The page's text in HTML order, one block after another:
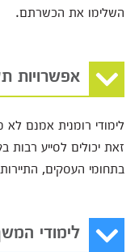
השלימו את הכשרתם.
אפשרויות
לימודי רומנית אמנם
זאת יכולים לסייע
בתחומי העסקים,
לימודי